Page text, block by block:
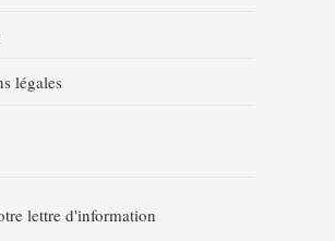
légales
lettre d'information